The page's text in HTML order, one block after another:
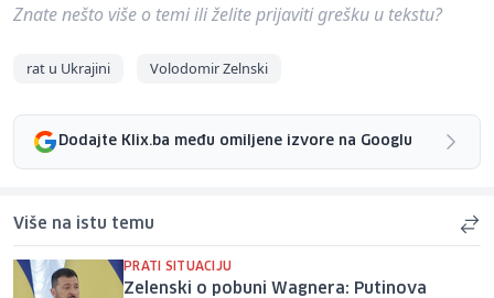
Znate nešto više o temi ili želite prijaviti grešku u tekstu?
rat u Ukrajini Volodomir Zelnski
Dodajte Klix.ba među omiljene izvore na Googlu
Više na istu temu
PRATI SITUACIJU
Zelenski o pobuni Wagnera: Putinova